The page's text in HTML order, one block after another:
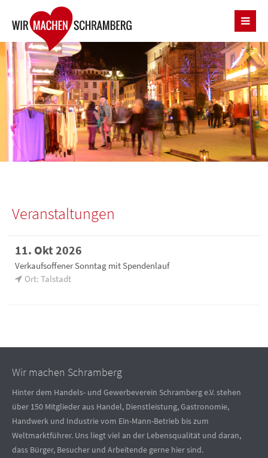
Veranstaltungen
11. Okt 2026
Verkaufsoffener Sonntag mit Spendenlauf
Ort: Talstadt
Wir machen Schramberg
Hinter dem Handels- und Gewerbeverein Schramberg e.V. stehen
über 150 Mitglieder aus Handel, Dienstleistung, Gastronomie,
Handwerk und Industrie vom Ein-Mann-Betrieb bis zum
Weltmarktführer. Uns liegt viel an der Lebensqualität und daran,
dass Bürger, Besucher und Arbeitende gerne hier sind.